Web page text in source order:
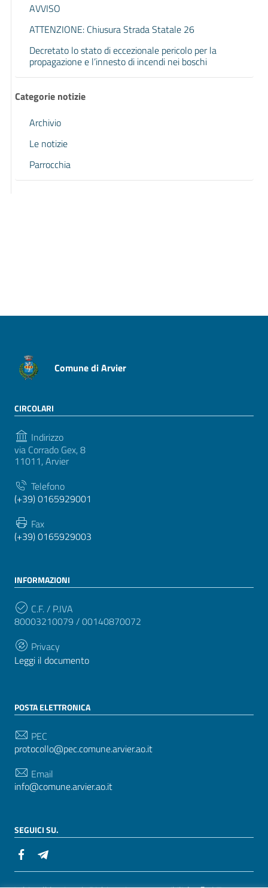
AVVISO
ATTENZIONE: Chiusura Strada Statale 26
Decretato lo stato di eccezionale pericolo per la
propagazione e l’innesto di incendi nei boschi
Categorie notizie
Archivio
Le notizie
Parrocchia
Comune di Arvier
CIRCOLARI
Indirizzo
via Corrado Gex, 8
11011, Arvier
Telefono
(+39) 0165929001
Fax
(+39) 0165929003
INFORMAZIONI
C.F. / P.IVA
80003210079 / 00140870072
Privacy
Leggi il documento
POSTA ELETTRONICA
PEC
protocollo@pec.comune.arvier.ao.it
Email
info@comune.arvier.ao.it
SEGUICI SU.